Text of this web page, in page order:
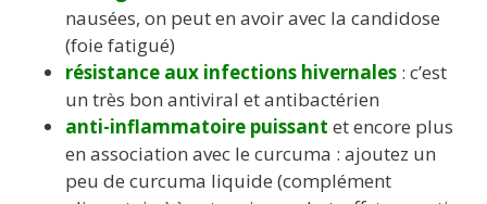
nausées, on peut en avoir avec la candidose
(foie fatigué)
résistance aux infections hivernales : c’est
un très bon antiviral et antibactérien
anti-inflammatoire puissant et encore plus
en association avec le curcuma : ajoutez un
peu de curcuma liquide (complément